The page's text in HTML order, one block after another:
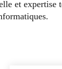
et expertise